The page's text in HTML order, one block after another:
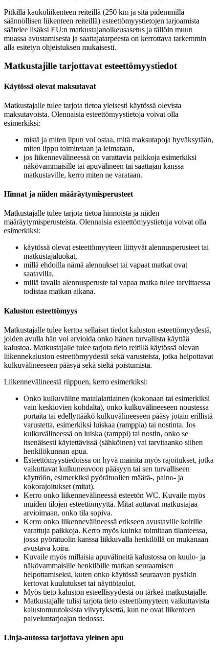
Pitkillä kaukoliikenteen reiteillä (250 km ja sitä pidemmillä
säännöllisen liikenteen reiteillä) esteettömyystietojen tarjoamista
säätelee lisäksi EU:n matkustajanoikeusasetus ja tällöin muun
muassa avustamisesta ja saattajatarpeesta on kerrottava tarkemmin
alla esitetyn ohjeistuksen mukaisesti.
Matkustajille tarjottavat esteettömyystiedot
Käytössä olevat maksutavat
Matkustajalle tulee tarjota tietoa yleisesti käytössä olevista
maksutavoista. Olennaisia esteettömyystietoja voivat olla
esimerkiksi:
mistä ja miten lipun voi ostaa, mitä maksutapoja hyväksytään,
miten lippu toimitetaan ja leimataan,
jos liikennevälineessä on varattavia paikkoja esimerkiksi
näkövammaisille tai apuvälineen tai saattajan kanssa
matkustaville, kerro miten ne varataan.
Hinnat ja niiden määräytymisperusteet
Matkustajalle tulee tarjota tietoa hinnoista ja niiden
määräytymisperusteista. Olennaisia esteettömyystietoja voivat olla
esimerkiksi:
käytössä olevat esteettömyyteen liittyvät alennusperusteet tai
matkustajaluokat,
millä ehdoilla nämä alennukset tai vapaat matkat ovat
saatavilla,
millä tavalla alennusperuste tai vapaa matka tulee tarvittaessa
todistaa matkan aikana.
Kaluston esteettömyys
Matkustajalle tulee kertoa sellaiset tiedot kaluston esteettömyydestä,
joiden avulla hän voi arvioida onko hänen turvallista käyttää
kalustoa. Matkustajalle tulee tarjota tieto reitillä käytössä olevan
liikennekaluston esteettömyydestä sekä varusteista, jotka helpottavat
kulkuvälineeseen pääsyä sekä sieltä poistumista.
Liikennevälineestä riippuen, kerro esimerkiksi:
Onko kulkuväline matalalattiainen (kokonaan tai esimerkiksi
vain keskiovien kohdalta), onko kulkuvälineeseen noustessa
portaita tai edellyttääkö kulkuvälineeseen pääsy jotain erillistä
varustetta, esimerkiksi luiskaa (ramppia) tai nostinta. Jos
kulkuvälineessä on luiska (ramppi) tai nostin, onko se
itsenäisesti käytettävissä (sähköinen) vai tarvitaanko siihen
henkilökunnan apua.
Esteettömyystiedoissa on hyvä mainita myös rajoitukset, jotka
vaikuttavat kulkuneuvoon pääsyyn tai sen turvalliseen
käyttöön, esimerkiksi pyörätuolien määrä-, paino- ja
kokorajoitukset (mitat).
Kerro onko liikennevälineessä esteetön WC. Kuvaile myös
muiden tilojen esteettömyyttä. Mitat auttavat matkustajaa
arvioimaan, onko tila sopiva.
Kerro onko liikennevälineessä erikseen avustaville koirille
varattuja paikkoja. Kerro myös kuinka toimitaan tilanteessa,
jossa pyörätuolin kanssa liikkuvalla henkilöllä on mukanaan
avustava koira.
Kuvaile myös millaisia apuvälineitä kalustossa on kuulo- ja
näkövammaisille henkilöille matkan seuraamisen
helpottamiseksi, kuten onko käytössä seuraavan pysäkin
kertovat kuulutukset tai näyttötaulut.
Myös tieto kaluston esteellisyydestä on tärkeä matkustajalle.
Matkustajalle tulisi tarjota tieto esteettömyyteen vaikuttavista
kalustomuutoksista viivytyksettä, kun ne ovat liikenteen
palveluntarjoajan tiedossa.
Linja-autossa tarjottava yleinen apu